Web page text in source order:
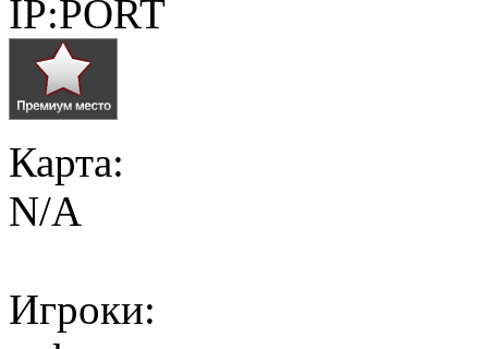
IP:PORT
Карта:
N/A
Игроки: